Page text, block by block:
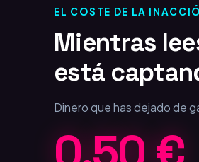
EL COSTE DE LA
Mientras
está
Dinero que has dejado de